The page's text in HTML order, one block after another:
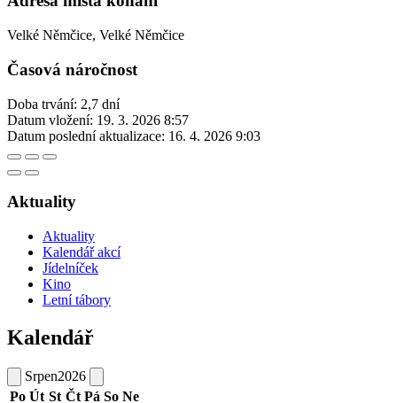
Velké Němčice, Velké Němčice
Časová náročnost
Doba trvání: 2,7 dní
Datum vložení: 19. 3. 2026 8:57
Datum poslední aktualizace: 16. 4. 2026 9:03
Aktuality
Aktuality
Kalendář akcí
Jídelníček
Kino
Letní tábory
Kalendář
Srpen2026
Po Út St Čt Pá So Ne